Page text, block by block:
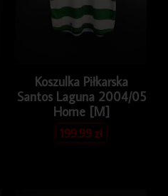
Koszulka Piłkarska
Santos Laguna 2004/05
Home [M]
199.99zł